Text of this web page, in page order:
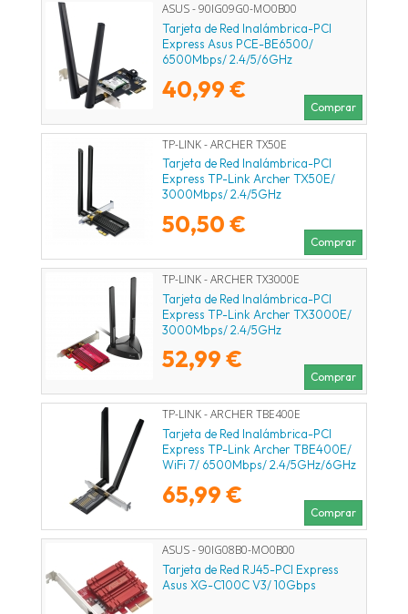
ASUS - 90IG09G0-MO0B00
Tarjeta de Red Inalámbrica-PCI
Express Asus PCE-BE6500/
6500Mbps/ 2.4/5/6GHz
40,99 €
Comprar
TP-LINK - ARCHER TX50E
Tarjeta de Red Inalámbrica-PCI
Express TP-Link Archer TX50E/
3000Mbps/ 2.4/5GHz
50,50 €
Comprar
TP-LINK - ARCHER TX3000E
Tarjeta de Red Inalámbrica-PCI
Express TP-Link Archer TX3000E/
3000Mbps/ 2.4/5GHz
52,99 €
Comprar
TP-LINK - ARCHER TBE400E
Tarjeta de Red Inalámbrica-PCI
Express TP-Link Archer TBE400E/
WiFi 7/ 6500Mbps/ 2.4/5GHz/6GHz
65,99 €
Comprar
ASUS - 90IG08B0-MO0B00
Tarjeta de Red RJ45-PCI Express
Asus XG-C100C V3/ 10Gbps